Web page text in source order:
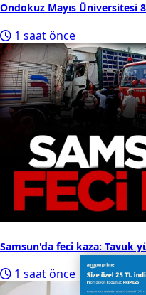
Ondokuz Mayıs Üniversitesi
1 saat önce
Samsun'da feci kaza: Tavuk
1 saat önce